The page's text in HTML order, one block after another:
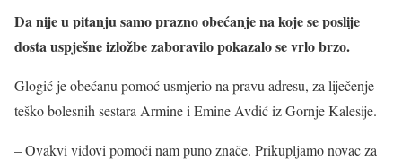
Da nije u pitanju samo prazno obećanje na koje se poslije
dosta uspješne izložbe zaboravilo pokazalo se vrlo brzo.
Glogić je obećanu pomoć usmjerio na pravu adresu, za liječenje
teško bolesnih sestara Armine i Emine Avdić iz Gornje Kalesije.
– Ovakvi vidovi pomoći nam puno znače. Prikupljamo novac za